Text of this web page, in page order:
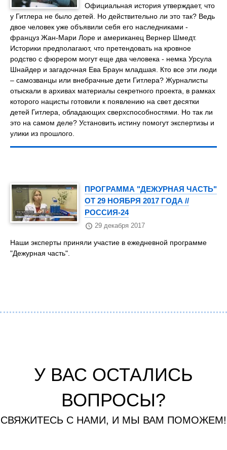
Официальная история утверждает, что
у Гитлера не было детей. Но действительно ли это так? Ведь
двое человек уже объявили себя его наследниками -
француз Жан-Мари Лоре и американец Вернер Шмедт.
Историки предполагают, что претендовать на кровное
родство с фюрером могут еще два человека - немка Урсула
Шнайдер и загадочная Ева Браун младшая. Кто все эти люди
– самозванцы или внебрачные дети Гитлера? Журналисты
отыскали в архивах материалы секретного проекта, в рамках
которого нацисты готовили к появлению на свет десятки
детей Гитлера, обладающих сверхспособностями. Но так ли
это на самом деле? Установить истину помогут экспертизы и
улики из прошлого.
ПРОГРАММА "ДЕЖУРНАЯ ЧАСТЬ"
ОТ 29 НОЯБРЯ 2017 ГОДА //
РОССИЯ-24
29 декабря 2017
Наши эксперты приняли участие в ежедневной программе
"Дежурная часть".
У ВАС ОСТАЛИСЬ
ВОПРОСЫ?
СВЯЖИТЕСЬ С НАМИ, И МЫ ВАМ ПОМОЖЕМ!